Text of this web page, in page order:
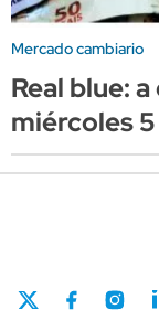
Mercado cambiario
Real blue:
miércoles